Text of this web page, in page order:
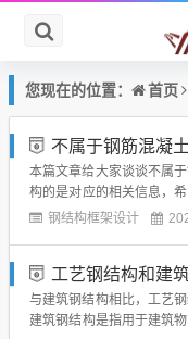
您现在的位置： 首页
不属于钢筋混凝土
本篇文章给大家谈谈不属
构的是对应的相关信息，
混凝土结构是指将钢筋和
钢结构框架设计
工艺钢结构和建筑钢结构
与建筑钢结构相比，工艺
建筑钢结构是指用于建筑